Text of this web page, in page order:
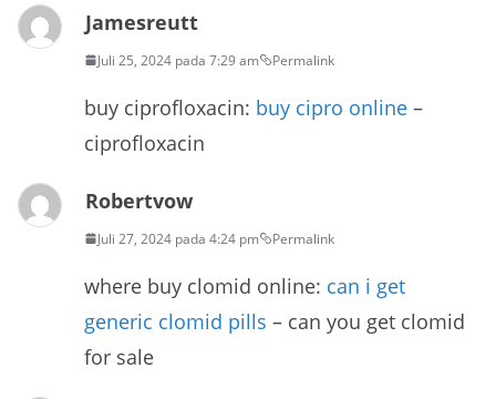
Jamesreutt
Juli 25, 2024 pada 7:29 am Permalink
buy ciprofloxacin: buy cipro online –
ciprofloxacin
Robertvow
Juli 27, 2024 pada 4:24 pm Permalink
where buy clomid online: can i get
generic clomid pills – can you get clomid
for sale